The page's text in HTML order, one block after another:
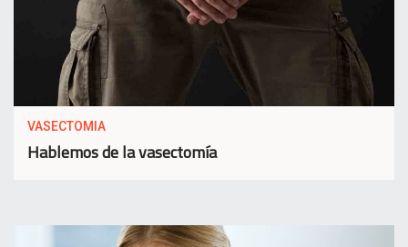
VASECTOMIA
Hablemos de la vasectomía